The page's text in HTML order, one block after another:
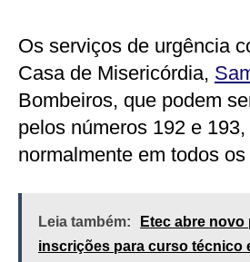
Os serviços de urgência
Casa de Misericórdia,
Bombeiros, que podem
pelos números 192 e
normalmente em todos os
Leia também:
Etec abre
inscrições para curso técnico